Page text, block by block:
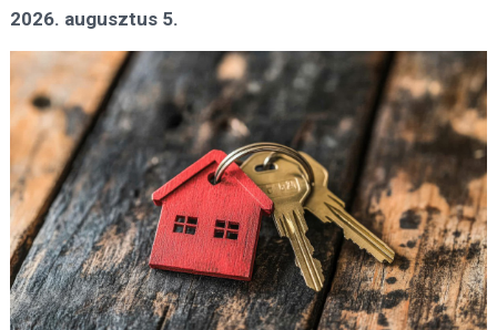
2026. augusztus 5.